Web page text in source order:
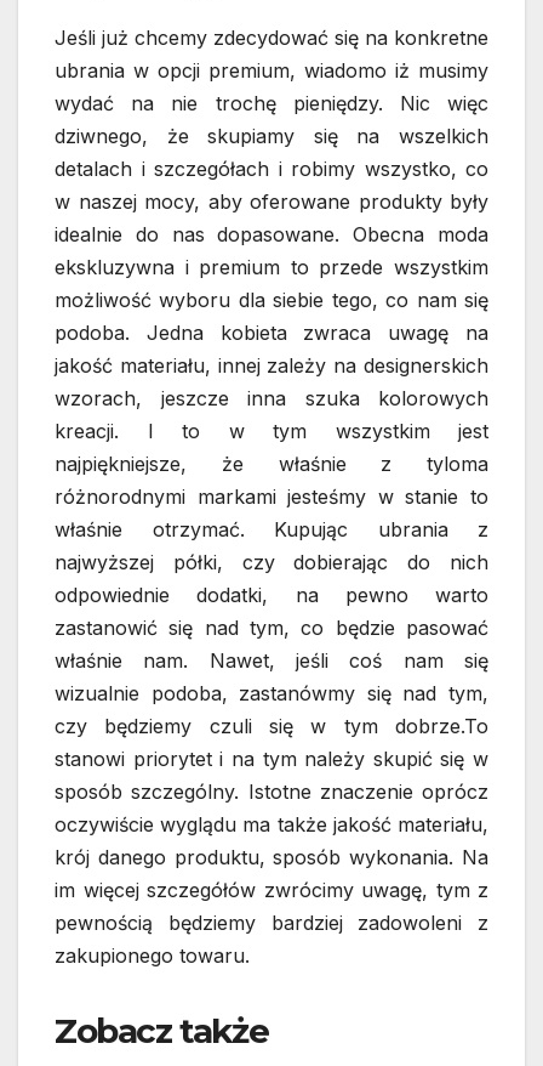
Jeśli już chcemy zdecydować się na konkretne
ubrania w opcji premium, wiadomo iż musimy
wydać na nie trochę pieniędzy. Nic więc
dziwnego, że skupiamy się na wszelkich
detalach i szczegółach i robimy wszystko, co
w naszej mocy, aby oferowane produkty były
idealnie do nas dopasowane. Obecna moda
ekskluzywna i premium to przede wszystkim
możliwość wyboru dla siebie tego, co nam się
podoba. Jedna kobieta zwraca uwagę na
jakość materiału, innej zależy na designerskich
wzorach, jeszcze inna szuka kolorowych
kreacji. I to w tym wszystkim jest
najpiękniejsze, że właśnie z tyloma
różnorodnymi markami jesteśmy w stanie to
właśnie otrzymać. Kupując ubrania z
najwyższej półki, czy dobierając do nich
odpowiednie dodatki, na pewno warto
zastanowić się nad tym, co będzie pasować
właśnie nam. Nawet, jeśli coś nam się
wizualnie podoba, zastanówmy się nad tym,
czy będziemy czuli się w tym dobrze.To
stanowi priorytet i na tym należy skupić się w
sposób szczególny. Istotne znaczenie oprócz
oczywiście wyglądu ma także jakość materiału,
krój danego produktu, sposób wykonania. Na
im więcej szczegółów zwrócimy uwagę, tym z
pewnością będziemy bardziej zadowoleni z
zakupionego towaru.
Zobacz także